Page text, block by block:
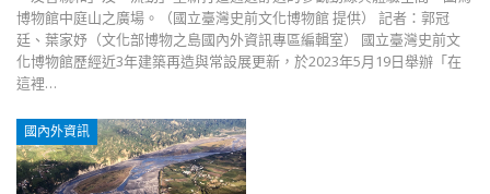
博物館中庭山之廣場。（國立臺灣史前文化博物館 提供） 記者：郭冠
廷、葉家妤（文化部博物之島國內外資訊專區編輯室） 國立臺灣史前文
化博物館歷經近3年建築再造與常設展更新，於2023年5月19日舉辦「在
這裡…
國內外資訊